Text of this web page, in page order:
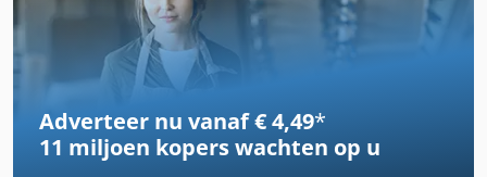
cilinders: 4 Leeggewicht: 22.600 kg Functioneel
Werkbreedte: 300 cm CE-markering: ja Staat Technische
staat: zeer goed Optische staat: zeer goed Financiële
informatie Prijs: op aanvraag Garantie Garantie: Van eerste
80% rupsloopwerk - Inclusief 3 bakken: 1300 mm, 450 mm
en 2000 mm slotenbak - Optioneel met TOPCON 3D-
Adverteer nu vanaf € 4,49*
11 miljoen koperswachten op u